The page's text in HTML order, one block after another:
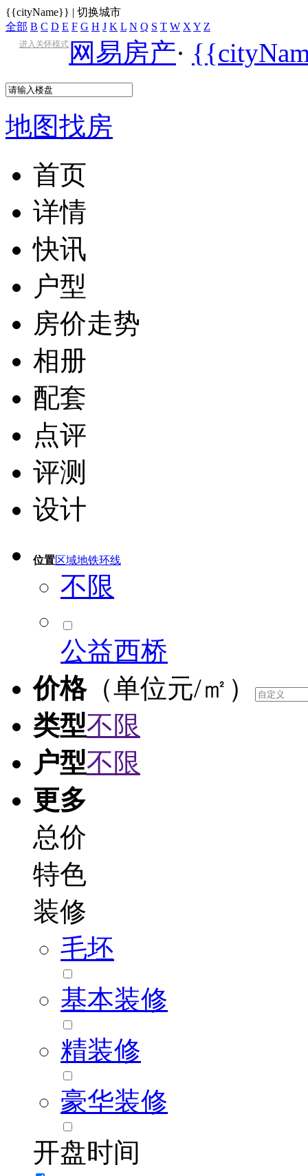
{{cityName}} | 切换城市
全部 B C D E F G H J K L N Q S T W X Y Z
进入关怀模式 网易房产·
地图找房
首页
详情
快讯
户型
房价走势
相册
配套
点评
评测
设计
位置区域地铁环线
不限
公益西桥
价格（单位元/㎡）
类型不限
户型不限
更多
总价
特色
装修
毛坯
基本装修
精装修
豪华装修
开盘时间